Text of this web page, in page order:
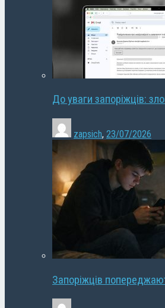
До уваги запоріжців:
zapsich, 23/07/2026
Запоріжців